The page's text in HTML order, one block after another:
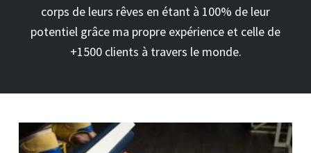
corps de leurs rêves en étant à 100% de leur
potentiel grâce ma propre expérience et celle de
+1500 clients à travers le monde.